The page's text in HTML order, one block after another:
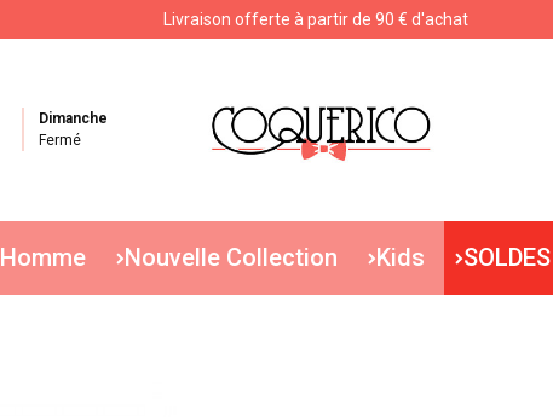
Livraison offerte à partir de 90 € d'achat
Dimanche
Fermé
Homme Nouvelle Collection Kids SOLDES